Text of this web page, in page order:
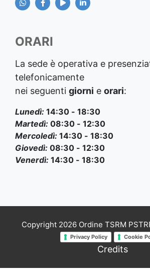
ORARI
La sede è operativa e
telefonicamente
nei seguenti giorni e orari:
Lunedì: 14:30 - 18:30
Martedì: 08:30 - 12:30
Mercoledì: 14:30 - 18:30
Giovedì: 08:30 - 12:30
Venerdì: 14:30 - 18:30
Copyright 2026 Ordine TSRM
Privacy Policy Cookie
Credits